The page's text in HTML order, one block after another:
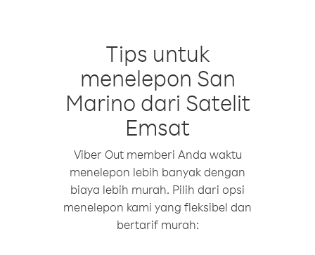
Tips untuk
menelepon San
Marino dari Satelit
Emsat
Viber Out memberi Anda waktu
menelepon lebih banyak dengan
biaya lebih murah. Pilih dari opsi
menelepon kami yang fleksibel dan
bertarif murah: